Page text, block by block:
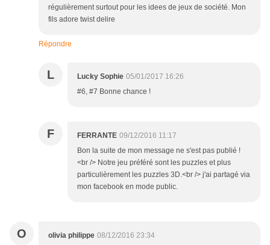
régulièrement surtout pour les idees de jeux de société. Mon
fils adore twist delire
Répondre
L Lucky Sophie 05/01/2017 16:26
#6, #7 Bonne chance !
F FERRANTE 09/12/2016 11:17
Bon la suite de mon message ne s'est pas publié !
<br /> Notre jeu préféré sont les puzzles et plus
particulièrement les puzzles 3D.<br /> j'ai partagé via
mon facebook en mode public.
O olivia philippe 08/12/2016 23:34